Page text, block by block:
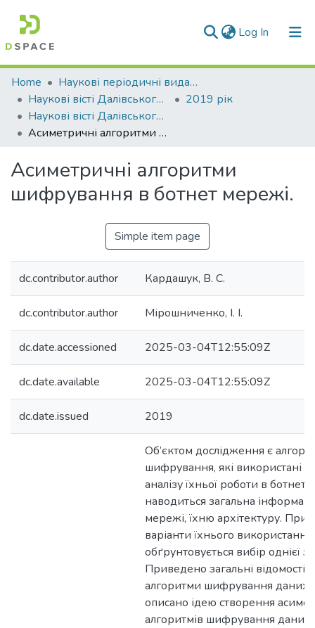
Log In (current)
Communities & Collections
All of DSpace
Statistics
Home
Наукові періодичні видання СНУ ім. В. Даля
Наукові вісті Далівського університету
2019 рік
Наукові вісті Далівського університету № 17
Асиметричні алгоритми шифрування в ботнет мережі.
Асиметричні алгоритми
шифрування в ботнет мережі.
Simple item page
dc.contributor.author Кардашук, В. С.
dc.contributor.author Мірошниченко, І. І.
dc.date.accessioned 2025-03-04T12:55:09Z
dc.date.available 2025-03-04T12:55:09Z
dc.date.issued 2019
Об’єктом дослідження є
шифрування, які використані
аналізу їхньої роботи в ботнет
наводиться загальна
мережі, їхню архітектуру.
варіанти їхнього
обґрунтовується вибір однієї з
Приведено загальні відомості
алгоритми шифрування даних.
описано ідею створення
алгоритмів шифрування